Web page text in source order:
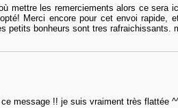
mettre les remerciements alors ce sera
Merci encore pour cet envoi rapide,
petits bonheurs sont tres rafraichissants.
ce message !! je suis vraiment très flattée